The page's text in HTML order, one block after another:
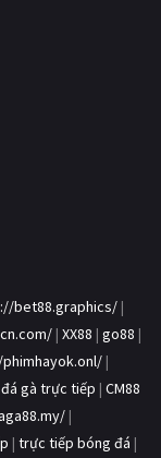
bet88.graphics/ |
| XX88 | go88 |
|
đá gà trực tiếp | CM88
|
| trực tiếp bóng đá |